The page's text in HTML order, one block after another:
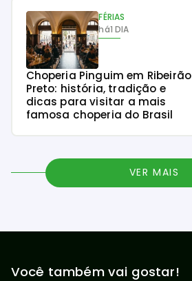
FÉRIAS
há1 DIA
Choperia Pinguim em Ribeirão
Preto: história, tradição e
dicas para visitar a mais
famosa choperia do Brasil
VER MAIS
Você também vai gostar!